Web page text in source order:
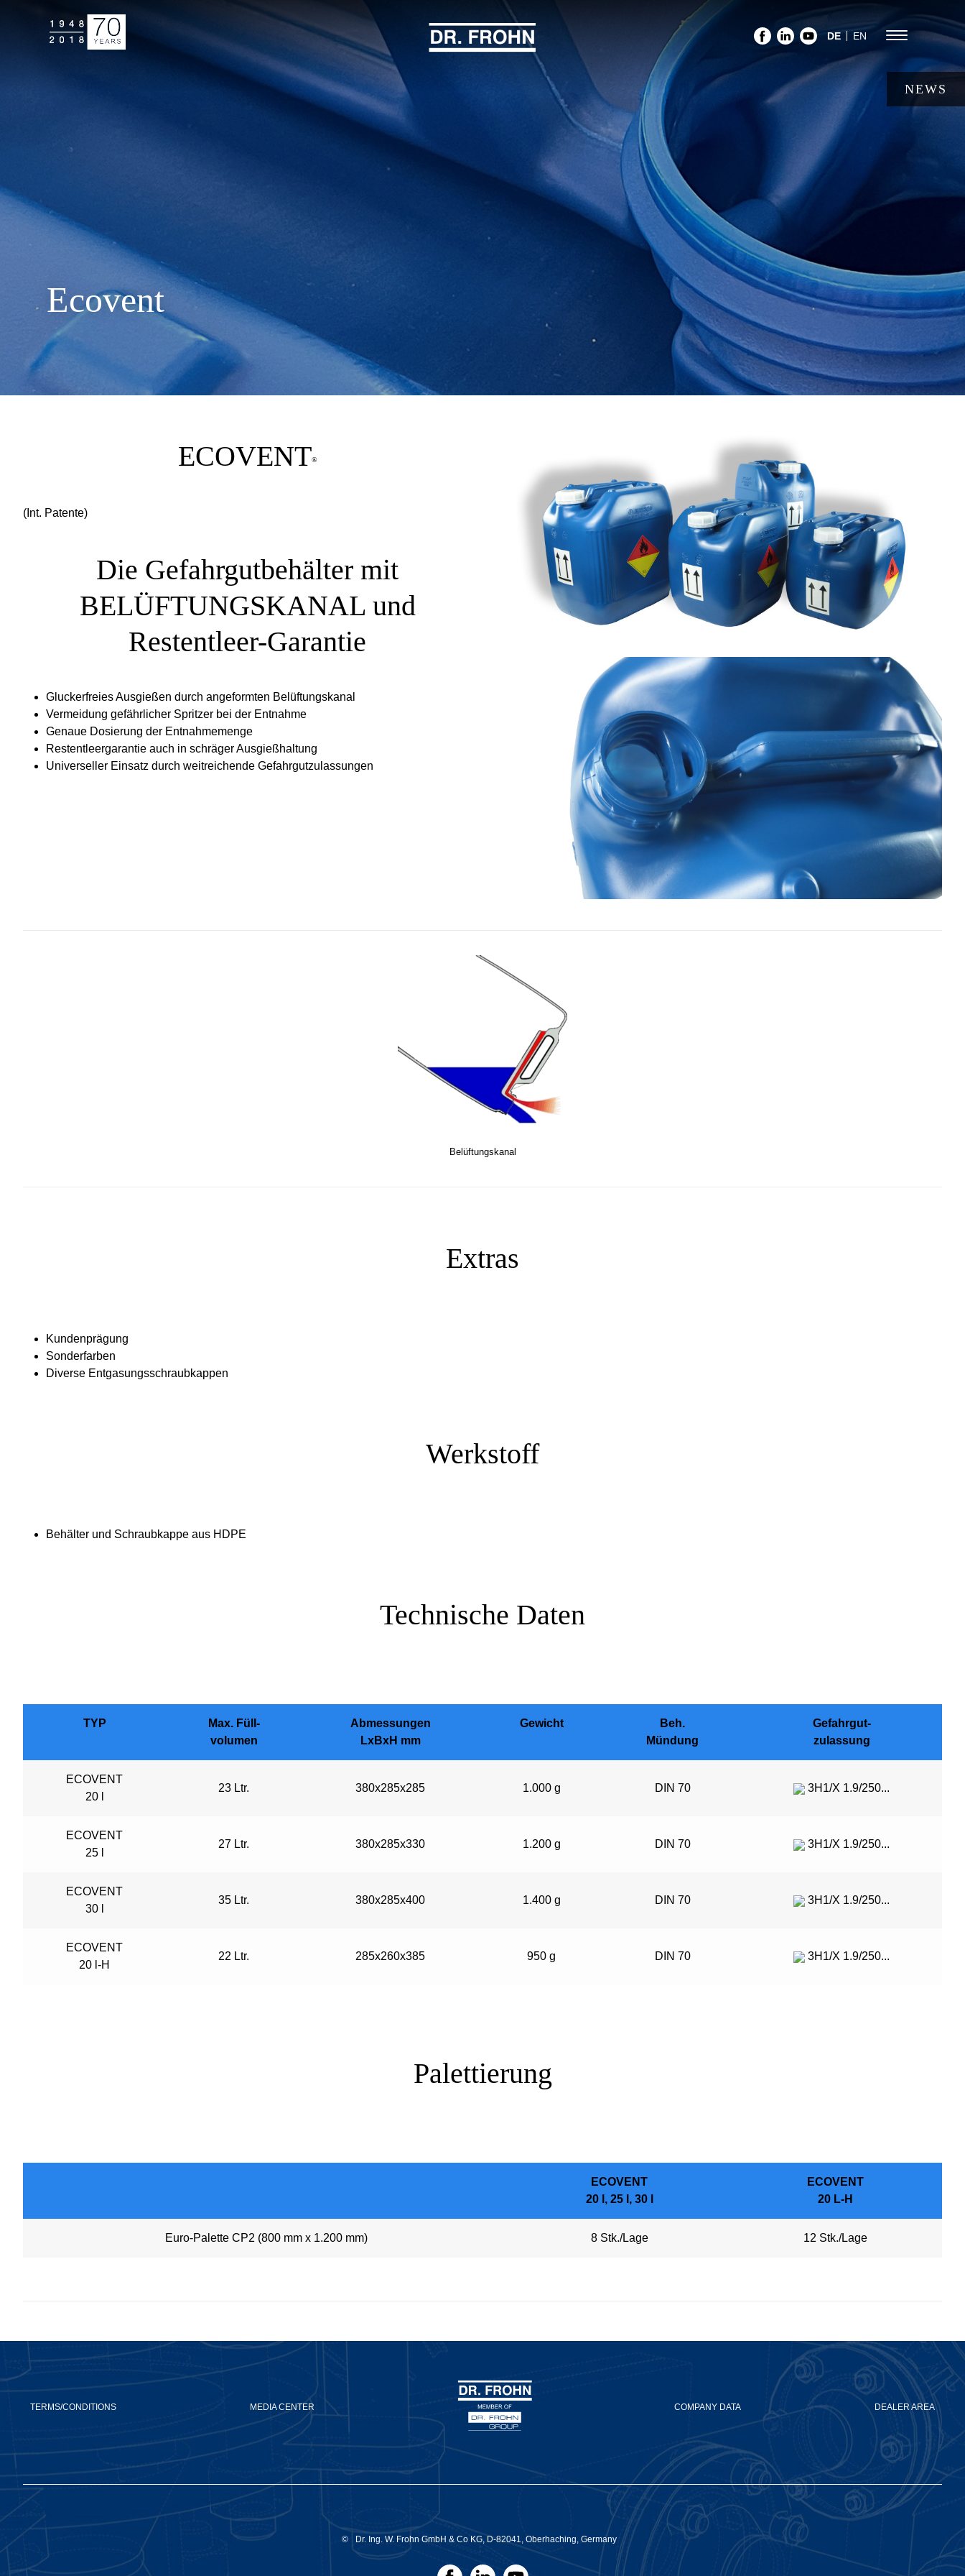
Follow
on
Follow
on
Follow
us
DE EN Menu
NEWS
Ecovent
ECOVENT®
(Int. Patente)
Die Gefahrgutbehälter mit
BELÜFTUNGSKANAL und
Restentleer-Garantie
Gluckerfreies Ausgießen durch angeformten Belüftungskanal
Vermeidung gefährlicher Spritzer bei der Entnahme
Genaue Dosierung der Entnahmemenge
Restentleergarantie auch in schräger Ausgießhaltung
Universeller Einsatz durch weitreichende Gefahrgutzulassungen
Belüftungskanal
Extras
Kundenprägung
Sonderfarben
Diverse Entgasungsschraubkappen
Werkstoff
Behälter und Schraubkappe aus HDPE
Technische Daten
TYP
Max. Füll-
volumen
Abmessungen
LxBxH mm
Gewicht
Beh.
Mündung
Gefahrgut-
zulassung
ECOVENT
20 l
23 Ltr. 380x285x285 1.000 g DIN 70 3H1/X 1.9/250...
ECOVENT
25 l
27 Ltr. 380x285x330 1.200 g DIN 70 3H1/X 1.9/250...
ECOVENT
30 l
35 Ltr. 380x285x400 1.400 g DIN 70 3H1/X 1.9/250...
ECOVENT
20 l-H
22 Ltr. 285x260x385 950 g DIN 70 3H1/X 1.9/250...
Palettierung
ECOVENT
20 l, 25 l, 30 l
ECOVENT
20 L-H
Euro-Palette CP2 (800 mm x 1.200 mm) 8 Stk./Lage 12 Stk./Lage
COMPANY DATA
TERMS/CONDITIONS MEDIA CENTER DEALER AREA
© Dr. Ing. W. Frohn GmbH & Co KG, D-82041, Oberhaching, Germany